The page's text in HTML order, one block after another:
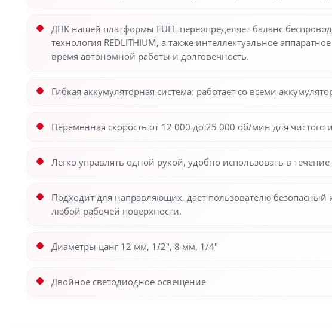
ДНК нашей платформы FUEL переопределяет баланс
технология REDLITHIUM, а также интеллектуальное
время автономной работы и долговечность.
Гибкая аккумуляторная система: работает со всеми
Переменная скорость от 12 000 до 25 000 об/мин для чистого
Легко управлять одной рукой, удобно использовать в
Подходит для направляющих, дает пользователю
любой рабочей поверхности.
Диаметры цанг 12 мм, 1/2", 8 мм, 1/4"
Двойное светодиодное освещение